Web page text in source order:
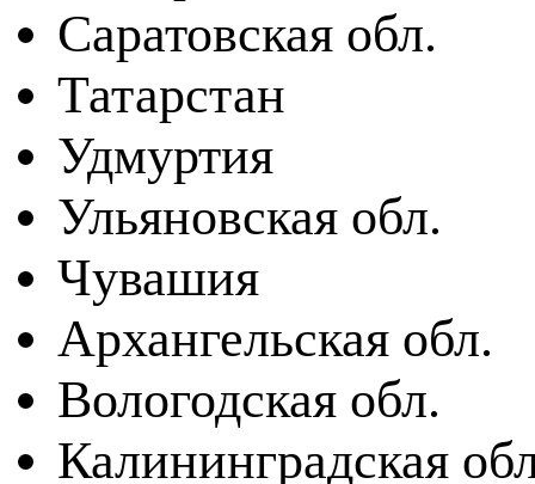
Саратовская обл.
Татарстан
Удмуртия
Ульяновская обл.
Чувашия
Архангельская обл.
Вологодская обл.
Калининградская